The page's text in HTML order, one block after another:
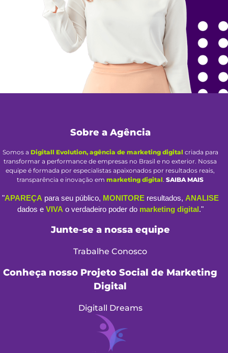
Sobre a Agência
Somos a Digitall Evolution, agência de marketing digital criada para
transformar a performance de empresas no Brasil e no exterior. Nossa
equipe é formada por especialistas apaixonados por resultados reais,
transparência e inovação em marketing digital. SAIBA MAIS
"APAREÇA para seu público, MONITOREresultados, ANALISE
dados e VIVA o verdadeiro poder do marketing digital."
Junte-se a nossa equipe
Trabalhe Conosco
Conheça nosso Projeto Social de Marketing
Digital
Digitall Dreams